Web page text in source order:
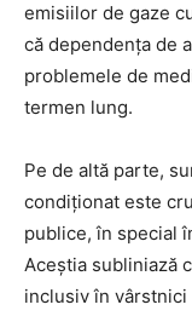
emisiilor de gaze
că dependența de
problemele de
termen lung.
Pe de altă parte,
condiționat este
publice, în special
Aceștia subliniază
inclusiv în